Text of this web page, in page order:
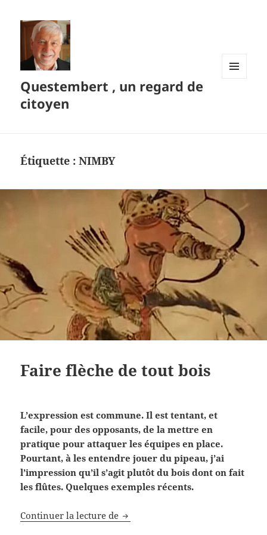
Questembert , un regard de
citoyen
Étiquette :NIMBY
Faire flèche de tout bois
L’expression est commune. Il est tentant, et
facile, pour des opposants, de la mettre en
pratique pour attaquer les équipes en place.
Pourtant, à les entendre jouer du pipeau, j’ai
l’impression qu’il s’agit plutôt du bois dont on fait
les flûtes. Quelques exemples récents.
Continuer la lecture de Faire flèche de tout bois